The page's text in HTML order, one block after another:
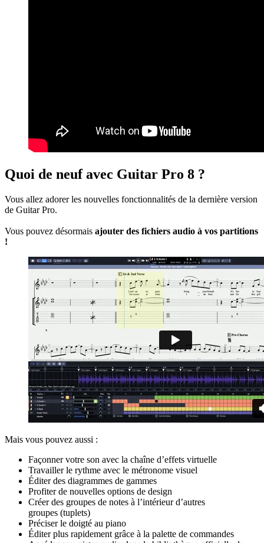
Quoi de neuf avec Guitar Pro 8 ?
Vous allez adorer les nouvelles fonctionnalités de la dernière version
de Guitar Pro.
Vous pouvez désormais ajouter des fichiers audio à vos partitions
!
Mais vous pouvez aussi :
Façonner votre son avec la chaîne d’effets virtuelle
Travailler le rythme avec le métronome visuel
Éditer des diagrammes de gammes
Profiter de nouvelles options de design
Créer des groupes de notes à l’intérieur d’autres
groupes (tuplets)
Préciser le doigté au piano
Éditer plus rapidement grâce à la palette de commandes